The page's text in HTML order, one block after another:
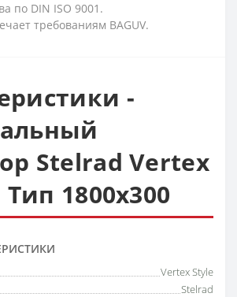
по DIN ISO 9001.
требованиям BAGUV.
-
Stelrad Vertex
1800х300
Vertex Style
Stelrad